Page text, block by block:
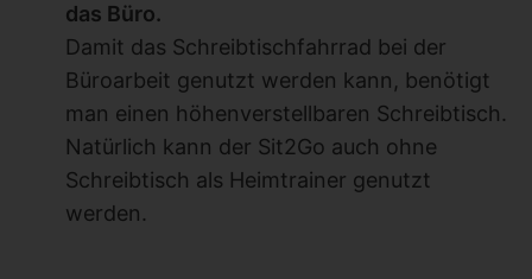
das Büro.
Damit das Schreibtischfahrrad bei der
Büroarbeit genutzt werden kann, benötigt
man einen höhenverstellbaren Schreibtisch.
Natürlich kann der Sit2Go auch ohne
Schreibtisch als Heimtrainer genutzt
werden.